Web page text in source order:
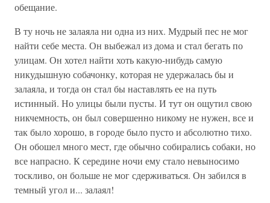
обещание.
В ту ночь не залаяла ни одна из них. Мудрый пес не мог
найти себе места. Он выбежал из дома и стал бегать по
улицам. Он хотел найти хоть какую-нибудь самую
никудышную собачонку, которая не удержалась бы и
залаяла, и тогда он стал бы наставлять ее на путь
истинный. Но улицы были пусты. И тут он ощутил свою
никчемность, он был совершенно никому не нужен, все и
так было хорошо, в городе было пусто и абсолютно тихо.
Он обошел много мест, где обычно собирались собаки, но
все напрасно. К середине ночи ему стало невыносимо
тоскливо, он больше не мог сдерживаться. Он забился в
темный угол и... залаял!